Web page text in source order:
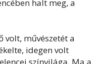
halt meg, a
volt, művészetét a
idegen volt